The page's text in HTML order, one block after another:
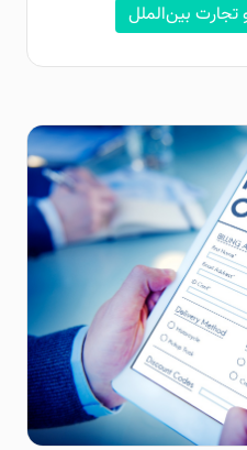
و تجارت بین‌الملل